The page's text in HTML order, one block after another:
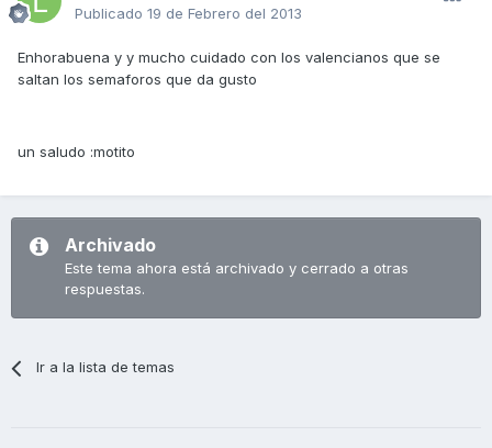
Publicado 19 de Febrero del 2013
Enhorabuena y y mucho cuidado con los valencianos que se
saltan los semaforos que da gusto
un saludo :motito
Archivado
Este tema ahora está archivado y cerrado a otras
respuestas.
Ir a la lista de temas